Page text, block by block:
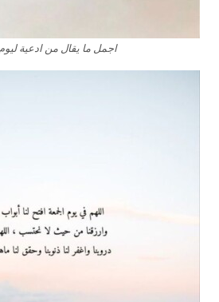
اجمل ما يقال من ادعية